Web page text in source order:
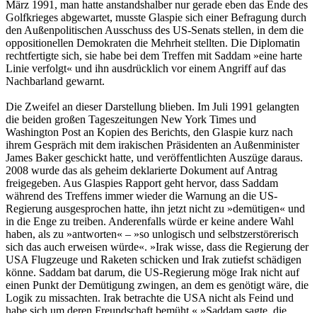
März 1991, man hatte anstandshalber nur gerade eben das Ende des
Golfkrieges abgewartet, musste Glaspie sich einer Befragung durch
den Außenpolitischen Ausschuss des US-Senats stellen, in dem die
oppositionellen Demokraten die Mehrheit stellten. Die Diplomatin
rechtfertigte sich, sie habe bei dem Treffen mit Saddam »eine harte
Linie verfolgt« und ihn ausdrücklich vor einem Angriff auf das
Nachbarland gewarnt.
Die Zweifel an dieser Darstellung blieben. Im Juli 1991 gelangten
die beiden großen Tageszeitungen New York Times und
Washington Post an Kopien des Berichts, den Glaspie kurz nach
ihrem Gespräch mit dem irakischen Präsidenten an Außenminister
James Baker geschickt hatte, und veröffentlichten Auszüge daraus.
2008 wurde das als geheim deklarierte Dokument auf Antrag
freigegeben. Aus Glaspies Rapport geht hervor, dass Saddam
während des Treffens immer wieder die Warnung an die US-
Regierung ausgesprochen hatte, ihn jetzt nicht zu »demütigen« und
in die Enge zu treiben. Anderenfalls würde er keine andere Wahl
haben, als zu »antworten« – »so unlogisch und selbstzerstörerisch
sich das auch erweisen würde«. »Irak wisse, dass die Regierung der
USA Flugzeuge und Raketen schicken und Irak zutiefst schädigen
könne. Saddam bat darum, die US-Regierung möge Irak nicht auf
einen Punkt der Demütigung zwingen, an dem es genötigt wäre, die
Logik zu missachten. Irak betrachte die USA nicht als Feind und
habe sich um deren Freundschaft bemüht.« »Saddam sagte, die